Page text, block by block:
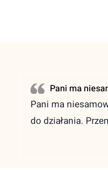
Pani ma
Pani ma
do działania.